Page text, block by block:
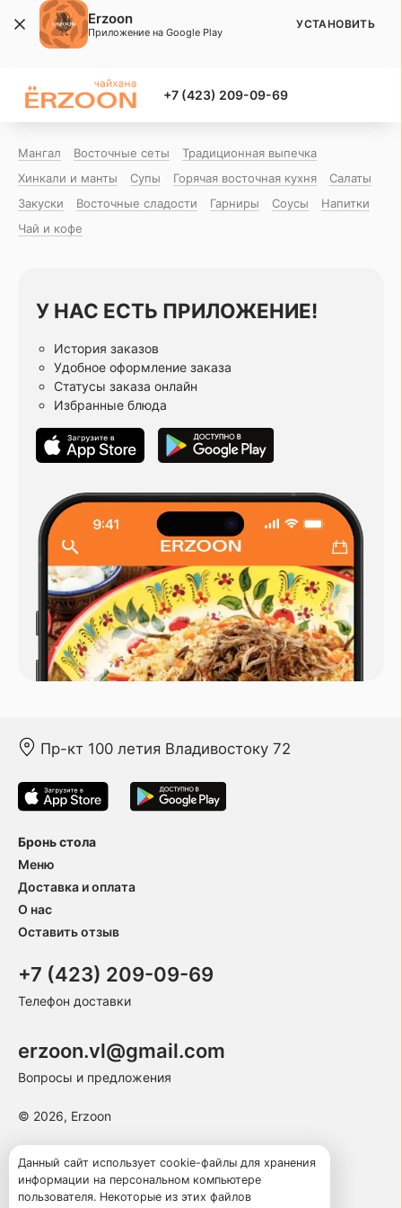
+7 (423) 209-09-69
Мангал Восточные сеты
Традиционная выпечка
Хинкали и манты
Супы Горячая восточная куxня
Салаты
Закуски
Восточные сладости Гарниры Соусы
Напитки
Чай и кофе
У НАС ЕСТЬ ПРИЛОЖЕНИЕ!
История заказов
Удобное оформление заказа
Статусы заказа онлайн
Избранные блюда
Пр-кт 100 летия Владивостоку 72
Бронь стола
Меню
Доставка и оплата
О нас
Оставить отзыв
+7 (423) 209-09-69
Телефон доставки
erzoon.vl@gmail.com
Вопросы и предложения
© 2026, Erzoon
Пользовательское соглашение
Политика конфиденциальности
Данный сайт использует cookie-файлы для хранения
информации на персональном компьютере
пользователя. Некоторые из этих файлов
Erzoon
Приложение на Google Play
УСТАНОВИТЬ